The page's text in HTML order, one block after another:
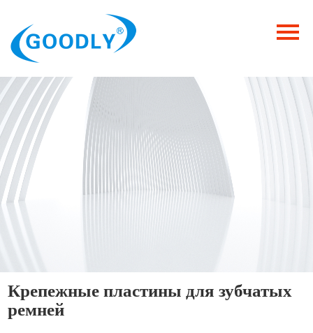
Продукция
ОТРАСЛИ
Категория
Новости
Контакты
Крепежные пластины для зубчатых
ремней